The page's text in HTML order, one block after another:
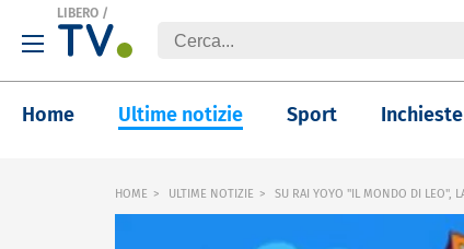
LIBERO /
Home Ultime notizie Sport Inchieste
HOME ULTIME NOTIZIE SU RAI YOYO "IL MONDO DI LEO",